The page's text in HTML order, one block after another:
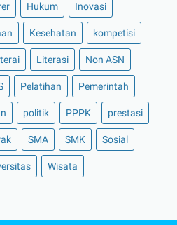
Hukum Inovasi
Kesehatan kompetisi
Literasi Non ASN
Pelatihan Pemerintah
politik PPPK prestasi
SMA SMK Sosial
Wisata